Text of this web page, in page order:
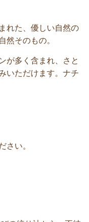
れた、優しい自然の
然そのもの。
が多く含まれ、さと
いただけます。ナチ
さい。